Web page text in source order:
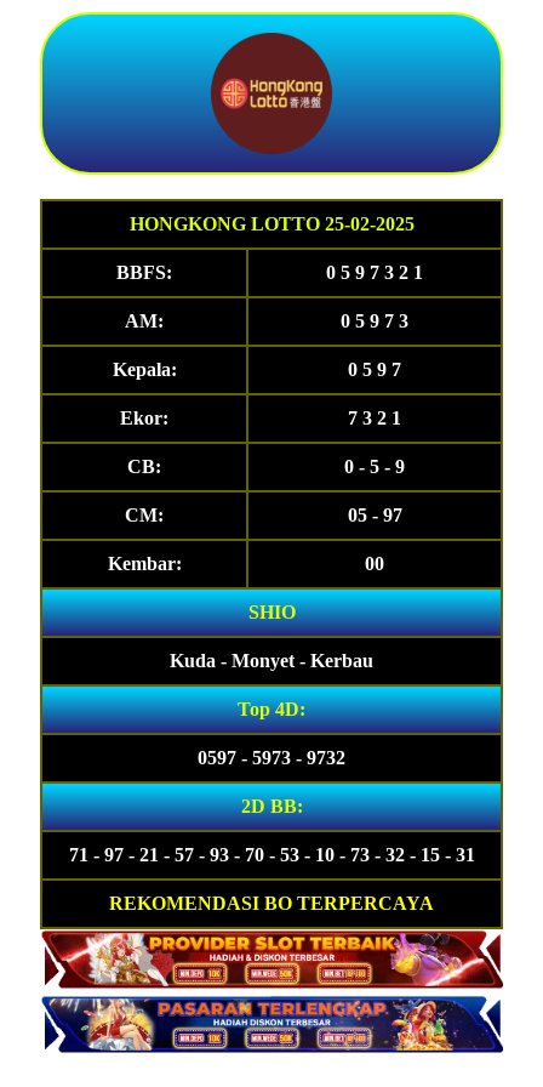
HONGKONG LOTTO 25-02-2025
BBFS: 0 5 9 7 3 2 1
AM: 0 5 9 7 3
Kepala: 0 5 9 7
Ekor: 7 3 2 1
CB: 0 - 5 - 9
CM: 05 - 97
Kembar: 00
SHIO
Kuda - Monyet - Kerbau
Top 4D:
0597 - 5973 - 9732
2D BB:
71 - 97 - 21 - 57 - 93 - 70 - 53 - 10 - 73 - 32 - 15 - 31
REKOMENDASI BO TERPERCAYA